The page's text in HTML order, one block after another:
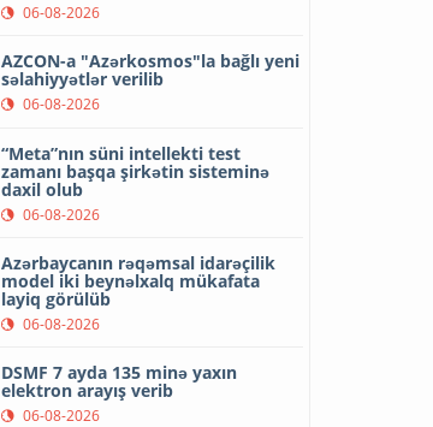
06-08-2026
AZCON-a "Azərkosmos"la bağlı yeni
səlahiyyətlər verilib
06-08-2026
“Meta”nın süni intellekti test
zamanı başqa şirkətin sisteminə
daxil olub
06-08-2026
Azərbaycanın rəqəmsal idarəçilik
model iki beynəlxalq mükafata
layiq görülüb
06-08-2026
DSMF 7 ayda 135 minə yaxın
elektron arayış verib
06-08-2026